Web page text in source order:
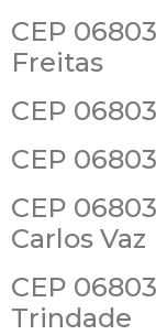
CEP
Freitas
CEP
CEP
CEP
Carlos Vaz
CEP
Trindade